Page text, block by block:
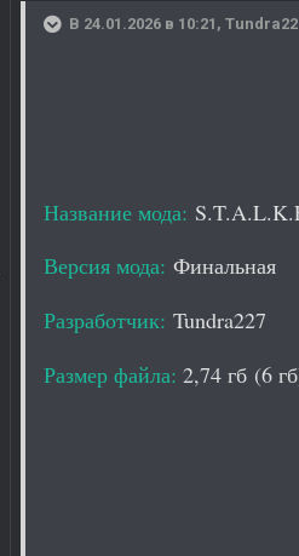
В 24.01.2026 в 10:21,
Название мода:
Версия мода: Финальная
Разработчик: Tundra227
Размер файла: 2,74 гб (6